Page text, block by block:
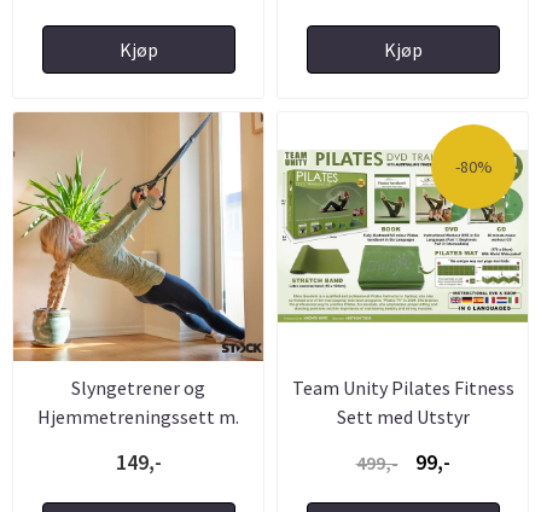
Kjøp Kjøp
Slyngetrener og
Hjemmetreningssett m.
149,-
-80%
Team Unity Pilates Fitness
Sett med Utstyr
499,-
99,-